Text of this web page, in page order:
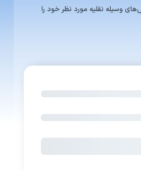
وسیله نقلیه مورد نظر خود را